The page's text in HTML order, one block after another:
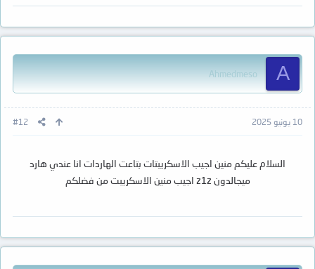
A
Ahmedmeso
10 يونيو 2025 #12
السلام عليكم منين اجيب الاسكريبتات بتاعت الهاردات انا عندي هارد
ميجالدون z1z اجيب منين الاسكريبت من فضلكم